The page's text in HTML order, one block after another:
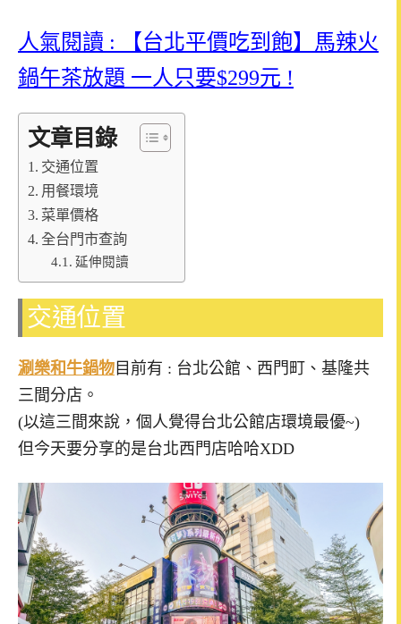
人氣閱讀 : 【台北平價吃到飽】馬辣火
鍋午茶放題 一人只要$299元 !
文章目錄
交通位置
用餐環境
菜單價格
全台門市查詢
延伸閱讀
交通位置
涮樂和牛鍋物 目前有 : 台北公館、西門町、基隆共
三間分店。
(以這三間來說，個人覺得台北公館店環境最優~)
但今天要分享的是台北西門店哈哈XDD